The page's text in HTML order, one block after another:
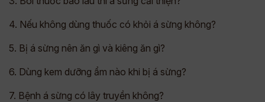
4. Nếu không dùng thuốc có khỏi á sừng không?
5. Bị á sừng nên ăn gì và kiêng ăn gì?
6. Dùng kem dưỡng ẩm nào khi bị á sừng?
7. Bệnh á sừng có lây truyền không?